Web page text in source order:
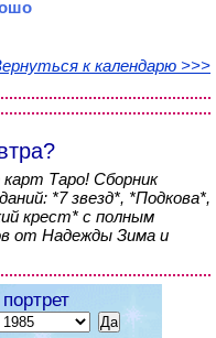
к календарю >>>
Таро! Сборник
*7 звезд*, *Подкова*,
крест* с полным
от Надежды Зима и